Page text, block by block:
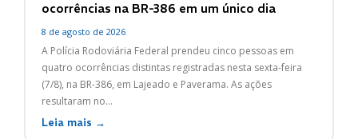
ocorrências na BR-386 em um único dia
8 de agosto de 2026
A Polícia Rodoviária Federal prendeu cinco pessoas em
quatro ocorrências distintas registradas nesta sexta-feira
(7/8), na BR-386, em Lajeado e Paverama. As ações
resultaram no...
Leia mais →